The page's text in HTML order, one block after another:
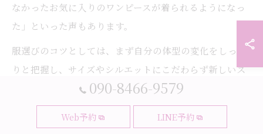
なかったお気に入りのワンピースが着られるようになっ
た」といった声もあります。
服選びのコツとしては、まず自分の体型の変化をしっか
りと把握し、サイズやシルエットにこだわらず新しいス
タイルに挑戦することが大切です。カウンセリング時に
施術者からアドバイスを受けることで、自分に似合う服
の選択肢が広がるでしょう。
090-8466-9579
Web予約 LINE予約